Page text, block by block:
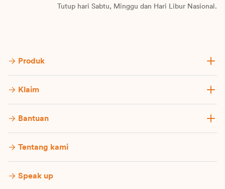
Tutup hari Sabtu, Minggu dan Hari Libur Nasional.
Produk
Klaim
Bantuan
Tentang kami
Speak up